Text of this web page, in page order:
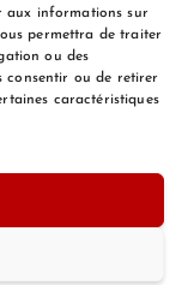
aux informations sur
permettra de traiter
ou des
consentir ou de retirer
caractéristiques